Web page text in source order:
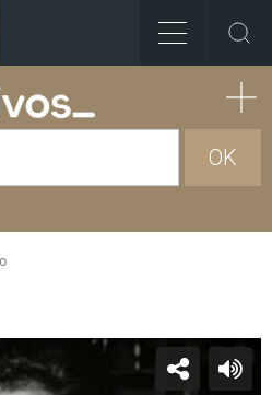
OK